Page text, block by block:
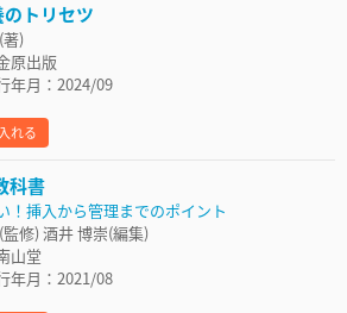
トリセツ
)
原出版
年月：2024/09
れる
科書
！挿入から管理までのポイント
修) 酒井 博崇(編集)
山堂
年月：2021/08